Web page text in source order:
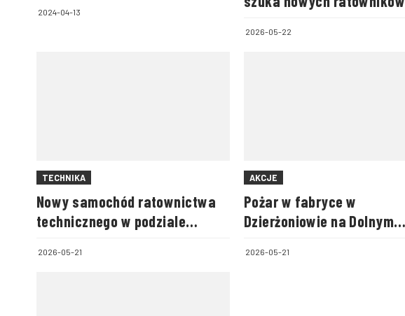
2024-04-13
2026-05-22
TECHNIKA
Nowy samochód ratownictwa
technicznego w podziale
2026-05-21
AKCJE
Pożar w fabryce w
Dzierżoniowie na Dolnym
2026-05-21